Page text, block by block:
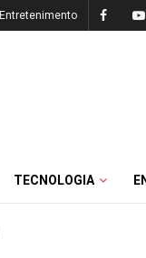
Entretenimento
TECNOLOGIA